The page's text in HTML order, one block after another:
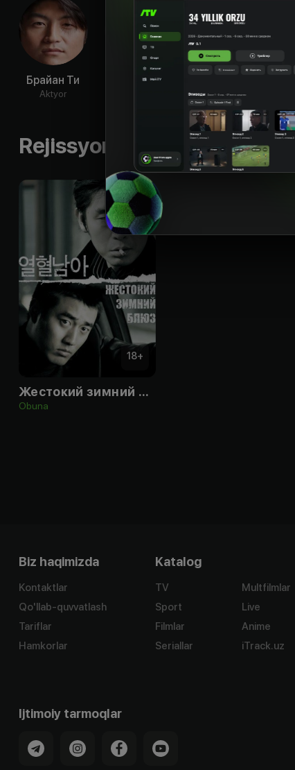
Брайан Ти
Aktyor
Скоти
Aktyor
Rejissyorning boshqa ishlari
18+
Жестокий зимний блюз
Obuna
Biz haqimizda
Kontaktlar
Qo'llab-quvvatlash
Tariflar
Hamkorlar
Katalog
TV
Sport
Filmlar
Seriallar
Multfilmlar
Live
Anime
iTrack.uz
Ijtimoiy tarmoqlar